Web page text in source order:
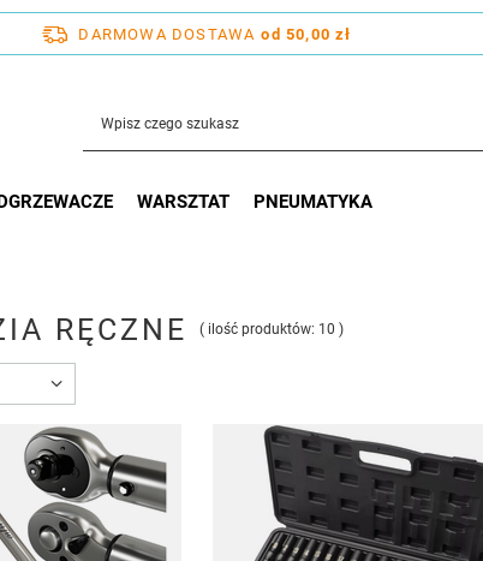
DARMOWA DOSTAWA od 50,00 zł
WARSZTAT PNEUMATYKA
RĘCZNE ( ilość produktów: 10 )